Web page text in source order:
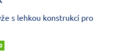
s lehkou konstrukcí pro